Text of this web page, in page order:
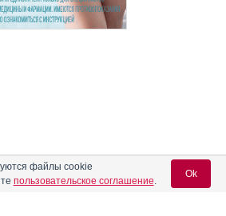
файлы cookie
пользовательское соглашение.
Ok